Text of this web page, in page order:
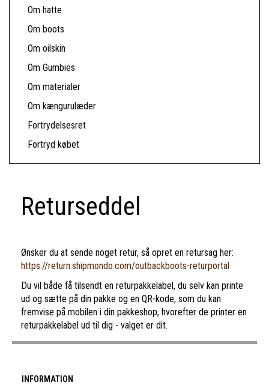
Om hatte
Om boots
Om oilskin
Om Gumbies
Om materialer
Om kængurulæder
Fortrydelsesret
Fortryd købet
Returseddel
Ønsker du at sende noget retur, så opret en retursag her:
https://return.shipmondo.com/outbackboots-returportal
Du vil både få tilsendt en returpakkelabel, du selv kan printe
ud og sætte på din pakke og en QR-kode, som du kan
fremvise på mobilen i din pakkeshop, hvorefter de printer en
returpakkelabel ud til dig - valget er dit.
INFORMATION